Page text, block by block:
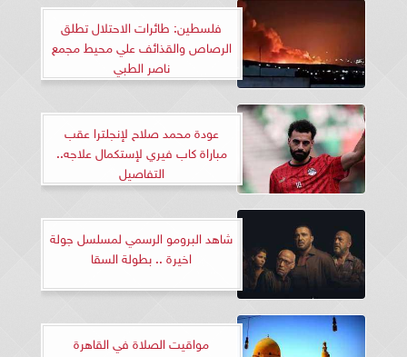
فلسطين: طائرات الاحتلال تطلق
الرصاص والقذائف علي محيط مجمع
ناصر الطبي
عودة محمد صلاح لإنجلترا عقب
مباراة كاب فيري لإستكمال علاجه..
التفاصيل
شاهد البرومو الرسمي لمسلسل جولة
اخيرة .. بطولة السقا
مواقيت الصلاة في القاهرة